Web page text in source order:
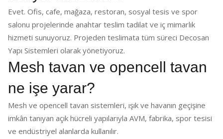
Evet. Ofis, cafe, mağaza, restoran, sosyal tesis ve spor
salonu projelerinde anahtar teslim tadilat ve iç mimarlık
hizmeti sunuyoruz. Projeden teslimata tüm süreci Decosan
Yapı Sistemleri olarak yönetiyoruz.
Mesh tavan ve opencell tavan
ne işe yarar?
Mesh ve opencell tavan sistemleri, ışık ve havanın geçişine
imkân tanıyan açık hücreli yapılarıyla AVM, fabrika, spor tesisi
ve endüstriyel alanlarda kullanılır.